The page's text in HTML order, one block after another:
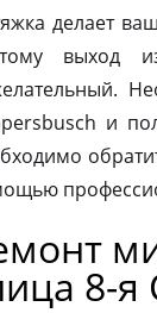
делает
выход
и
8-